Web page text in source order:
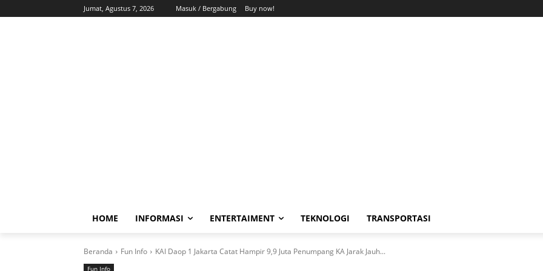
Jumat, Agustus 7, 2026 Masuk / Bergabung Buy now!
HOME INFORMASI ENTERTAIMENT TEKNOLOGI TRANSPORTASI
Beranda Fun Info KAI Daop 1 Jakarta Catat Hampir 9,9 Juta Penumpang KA Jarak Jauh...
Fun Info